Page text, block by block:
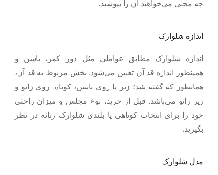
چه محلی می‌خواهید آن را بپوشید.
اندازه شلوارک
اندازه شلوارک مطابق عواملی مثل دور کمر، باسن و
همینطور اندازه قد آن تعیین می‌شود. بخش مربوط به قد آن،
همانطور که گفته شد؛ زیر یا روی باسن، کوتاه، روی زانو و
زیر زانو می‌باشد. قبل از خرید، نوع مجلس و میزان راحتی
خود را برای انتخاب کوتاهی یا بلندی شلوارک زنانه در نظر
بگیرید.
مدل شلوارک